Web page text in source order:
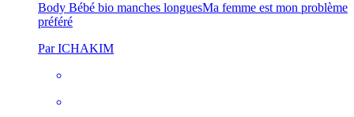
Body Bébé bio manches longuesMa femme est mon problème
préféré
Par ICHAKIM